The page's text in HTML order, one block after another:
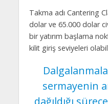
Takma adı Cantering
dolar ve 65.000 dolar
bir yatırım başlama
kilit giriş seviyeleri
sermayenin
dağıldığı